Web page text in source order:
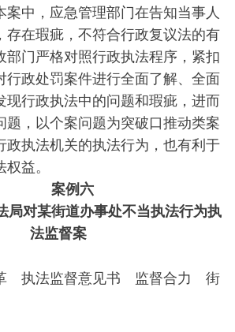
中，应急管理部门在告知当事人
存在瑕疵，不符合行政复议法的有
部门严格对照行政执法程序，紧扣
行政处罚案件进行全面了解、全面
现行政执法中的问题和瑕疵，进而
题，以个案问题为突破口推动类案
政执法机关的执法行为，也有利于
益。
案例六
对某街道办事处不当执法行为执
法监督案
执法监督意见书 监督合力 街